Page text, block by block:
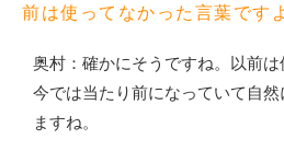
前は使ってなかった言葉です
奥村：確かにそうですね。以前
今では当たり前になっていて自
ますね。